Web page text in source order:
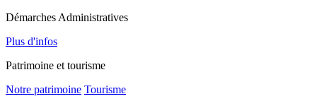
Démarches Administratives
Plus d'infos
Patrimoine et tourisme
Notre patrimoine Tourisme